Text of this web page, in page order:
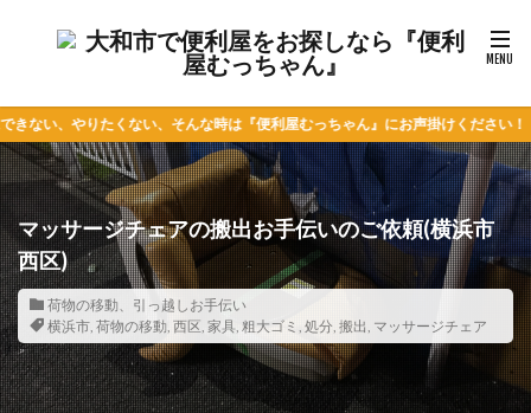
ない、そんな時は『便利屋むっちゃん』にお声掛けください！
マッサージチェアの搬出お手伝いのご依頼(横浜市
西区)
荷物の移動、引っ越しお手伝い
横浜市, 荷物の移動, 西区, 家具, 粗大ゴミ , 処分, 搬出, マッサージチェア